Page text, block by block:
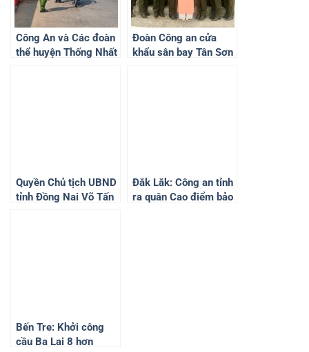
Công An và Các đoàn
thể huyện Thống Nhất
Đoàn Công an cửa
khẩu sân bay Tân Sơn
Quyền Chủ tịch UBND
tỉnh Đồng Nai Võ Tấn
Đắk Lắk: Công an tỉnh
ra quân Cao điểm bảo
Bến Tre: Khởi công
cầu Ba Lai 8 hơn